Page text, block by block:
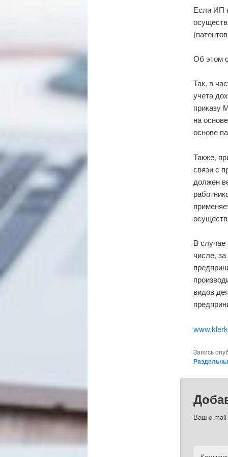
Если ИП
Об этом
Так, в
учета
приказу
на
основе
Также,
связи с
должен
В случае
числе,
видов
Запись
Ваш e-mail